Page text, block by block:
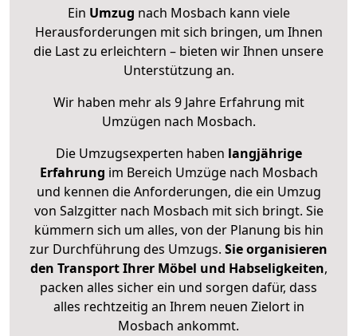
Ein Umzug nach Mosbach kann viele
Herausforderungen mit sich bringen, um Ihnen
die Last zu erleichtern – bieten wir Ihnen unsere
Unterstützung an.
Wir haben mehr als 9 Jahre Erfahrung mit
Umzügen nach Mosbach.
Die Umzugsexperten haben langjährige
Erfahrung im Bereich Umzüge nach Mosbach
und kennen die Anforderungen, die ein Umzug
von Salzgitter nach Mosbach mit sich bringt. Sie
kümmern sich um alles, von der Planung bis hin
zur Durchführung des Umzugs. Sie organisieren
den Transport Ihrer Möbel und Habseligkeiten,
packen alles sicher ein und sorgen dafür, dass
alles rechtzeitig an Ihrem neuen Zielort in
Mosbach ankommt.